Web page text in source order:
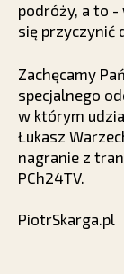
podróży, a to
się przyczynić
Zachęcamy
specjalnego
w którym
Łukasz
nagranie z
PCh24TV.
PiotrSkarga.pl